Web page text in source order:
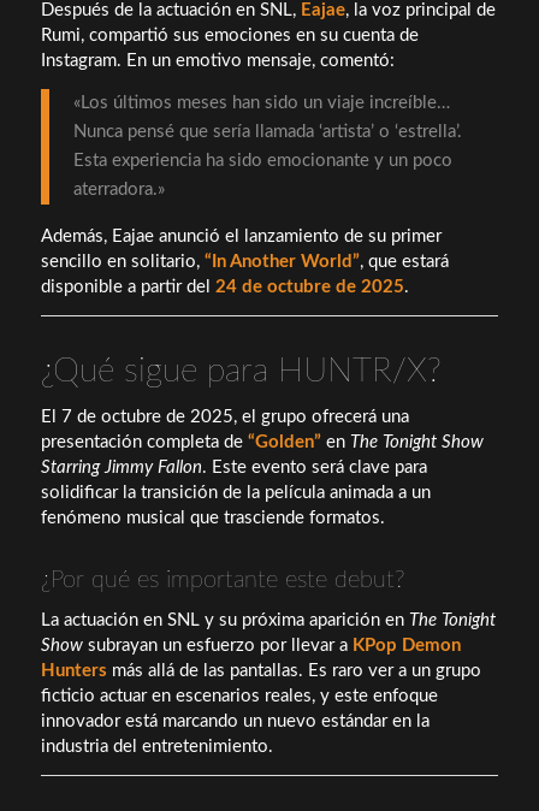
Después de la actuación en SNL, Eajae, la voz principal de
Rumi, compartió sus emociones en su cuenta de
Instagram. En un emotivo mensaje, comentó:
«Los últimos meses han sido un viaje increíble…
Nunca pensé que sería llamada ‘artista’ o ‘estrella’.
Esta experiencia ha sido emocionante y un poco
aterradora.»
Además, Eajae anunció el lanzamiento de su primer
sencillo en solitario, “In Another World”, que estará
disponible a partir del 24 de octubre de 2025.
¿Qué sigue para HUNTR/X?
El 7 de octubre de 2025, el grupo ofrecerá una
presentación completa de “Golden”en The Tonight Show
Starring Jimmy Fallon. Este evento será clave para
solidificar la transición de la película animada a un
fenómeno musical que trasciende formatos.
¿Por qué es importante este debut?
La actuación en SNL y su próxima aparición en The Tonight
Showsubrayan un esfuerzo por llevar a KPop Demon
Hunters más allá de las pantallas. Es raro ver a un grupo
ficticio actuar en escenarios reales, y este enfoque
innovador está marcando un nuevo estándar en la
industria del entretenimiento.